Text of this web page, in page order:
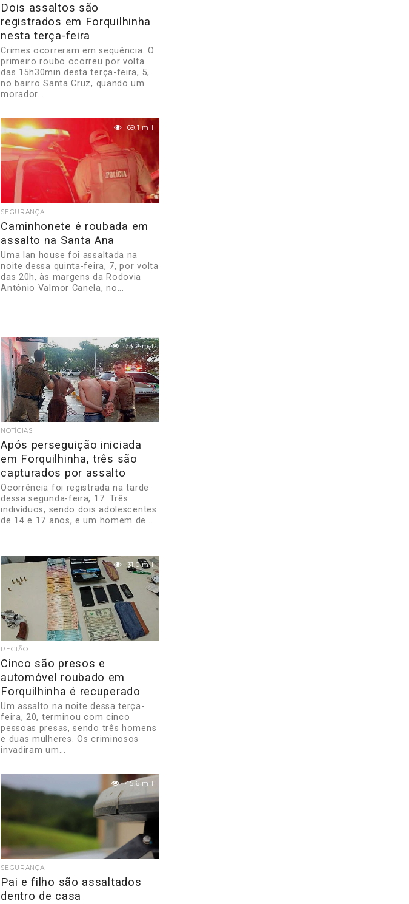
Dois assaltos são
registrados em Forquilhinha
nesta terça-feira
Crimes ocorreram em sequência. O
primeiro roubo ocorreu por volta
das 15h30min desta terça-feira, 5,
no bairro Santa Cruz, quando um
morador...
69.1 mil
SEGURANÇA
Caminhonete é roubada em
assalto na Santa Ana
Uma lan house foi assaltada na
noite dessa quinta-feira, 7, por volta
das 20h, às margens da Rodovia
Antônio Valmor Canela, no...
73.2 mil
NOTÍCIAS
Após perseguição iniciada
em Forquilhinha, três são
capturados por assalto
Ocorrência foi registrada na tarde
dessa segunda-feira, 17. Três
indivíduos, sendo dois adolescentes
de 14 e 17 anos, e um homem de...
31.0 mil
REGIÃO
Cinco são presos e
automóvel roubado em
Forquilhinha é recuperado
Um assalto na noite dessa terça-
feira, 20, terminou com cinco
pessoas presas, sendo três homens
e duas mulheres. Os criminosos
invadiram um...
45.6 mil
SEGURANÇA
Pai e filho são assaltados
dentro de casa